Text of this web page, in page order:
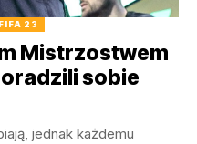
FIFA 23
Mistrzostwem
sobie
jednak każdemu